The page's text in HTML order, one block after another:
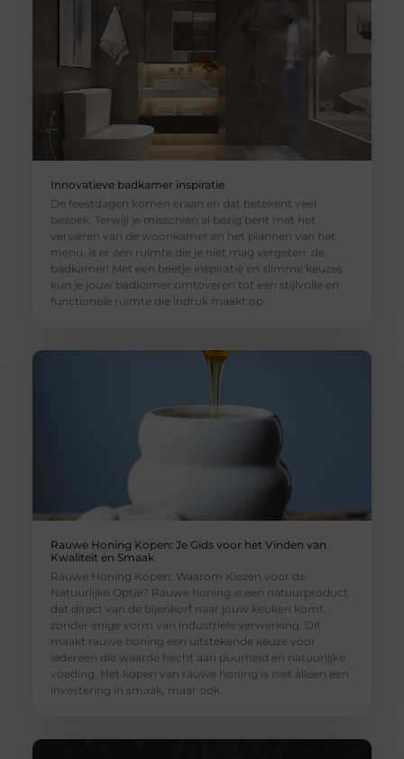
Innovatieve badkamer inspiratie
De feestdagen komen eraan en dat betekent veel
bezoek. Terwijl je misschien al bezig bent met het
versieren van de woonkamer en het plannen van het
menu, is er één ruimte die je niet mag vergeten: de
badkamer! Met een beetje inspiratie en slimme keuzes
kun je jouw badkamer omtoveren tot een stijlvolle en
functionele ruimte die indruk maakt op
Rauwe Honing Kopen: Je Gids voor het Vinden van
Kwaliteit en Smaak
Rauwe Honing Kopen: Waarom Kiezen voor de
Natuurlijke Optie? Rauwe honing is een natuurproduct
dat direct van de bijenkorf naar jouw keuken komt,
zonder enige vorm van industriële verwerking. Dit
maakt rauwe honing een uitstekende keuze voor
iedereen die waarde hecht aan puurheid en natuurlijke
voeding. Het kopen van rauwe honing is niet alleen een
investering in smaak, maar ook